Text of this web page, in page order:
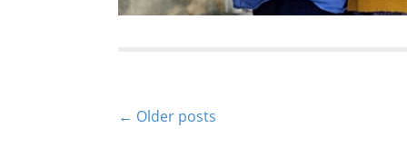
P
← Older posts